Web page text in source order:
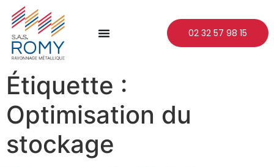
02 32 57 98 15
Étiquette :
Optimisation du
stockage